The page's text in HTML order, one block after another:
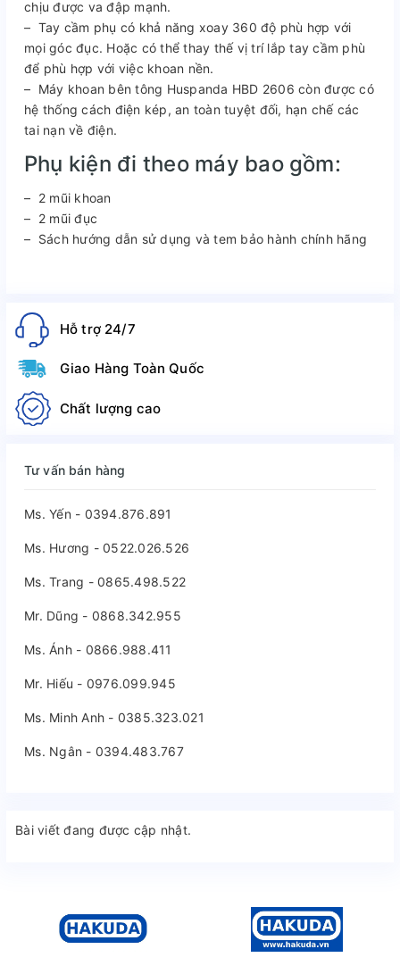
chịu được va đập mạnh.
– Tay cầm phụ có khả năng xoay 360 độ phù hợp với
mọi góc đục. Hoặc có thể thay thế vị trí lắp tay cầm phù
để phù hợp với việc khoan nền.
– Máy khoan bên tông Huspanda HBD 2606 còn được có
hệ thống cách điện kép, an toàn tuyệt đối, hạn chế các
tai nạn về điện.
Phụ kiện đi theo máy bao gồm:
– 2 mũi khoan
– 2 mũi đục
– Sách hướng dẫn sử dụng và tem bảo hành chính hãng
Hỗ trợ 24/7
Giao Hàng Toàn Quốc
Chất lượng cao
Tư vấn bán hàng
Ms. Yến - 0394.876.891
Ms. Hương - 0522.026.526
Ms. Trang - 0865.498.522
Mr. Dũng - 0868.342.955
Ms. Ánh - 0866.988.411
Mr. Hiếu - 0976.099.945
Ms. Minh Anh - 0385.323.021
Ms. Ngân - 0394.483.767
Bài viết đang được cập nhật.